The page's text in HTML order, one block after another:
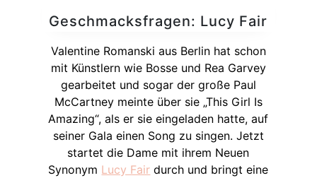
Geschmacksfragen: Lucy Fair
Valentine Romanski aus Berlin hat schon
mit Künstlern wie Bosse und Rea Garvey
gearbeitet und sogar der große Paul
McCartney meinte über sie „This Girl Is
Amazing“, als er sie eingeladen hatte, auf
seiner Gala einen Song zu singen. Jetzt
startet die Dame mit ihrem Neuen
Synonym Lucy Fair durch und bringt eine